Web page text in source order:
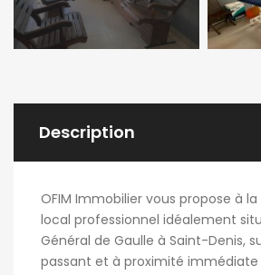
Description
OFIM Immobilier vous propose à
local professionnel idéalement
Général de Gaulle à Saint-Denis,
passant et à proximité